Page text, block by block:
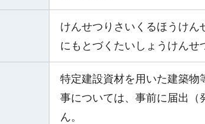
けんせつりさいくるほうけ
にもとづくたいしょうけんせ
特定建設資材を用いた建築物
事については、事前に届出（
ん。